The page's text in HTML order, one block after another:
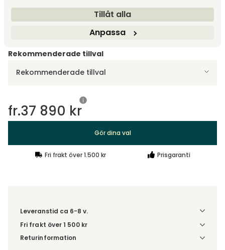
Tillåt alla
Anpassa
Designa själv
Gör dina val
Rekommenderade tillval
Rekommenderade tillval
fr.37 890 kr
Gör dina val
Fri frakt över 1.500 kr Prisgaranti
Leveranstid ca 6-8 v.
Fri frakt över 1 500 kr
Välj utförande via 'Gör dina val' för fraktinformation på din
Returinformation